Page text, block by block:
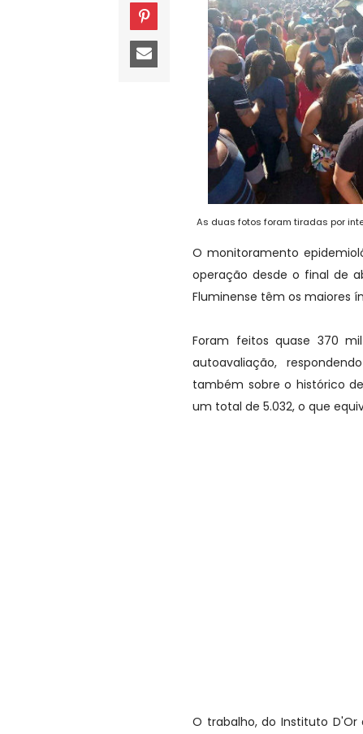
As duas fotos foram tiradas por
O monitoramento
operação desde o final de
Fluminense têm os maiores
Foram feitos quase 370
autoavaliação,
também sobre o histórico
um total de 5.032, o que
O trabalho, do Instituto D'Or